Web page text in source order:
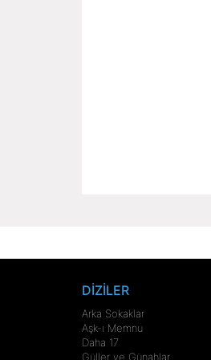
DİZİLER
Arka Sokaklar
Aşk-ı Memnu
Daha 17
Güller ve Günahlar